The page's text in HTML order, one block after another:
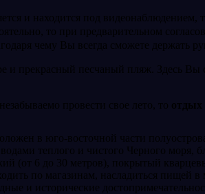
и находится под
то при предварительном
чему Вы всегда сможете держать
прекрасный песчаный пляж. Здесь Вы
провести свое лето, то отдых
в юго-восточной части
теплого и чистого Черного
(от 6 до 30 метров), покрытый
по магазинам, насладиться пищей
и исторические